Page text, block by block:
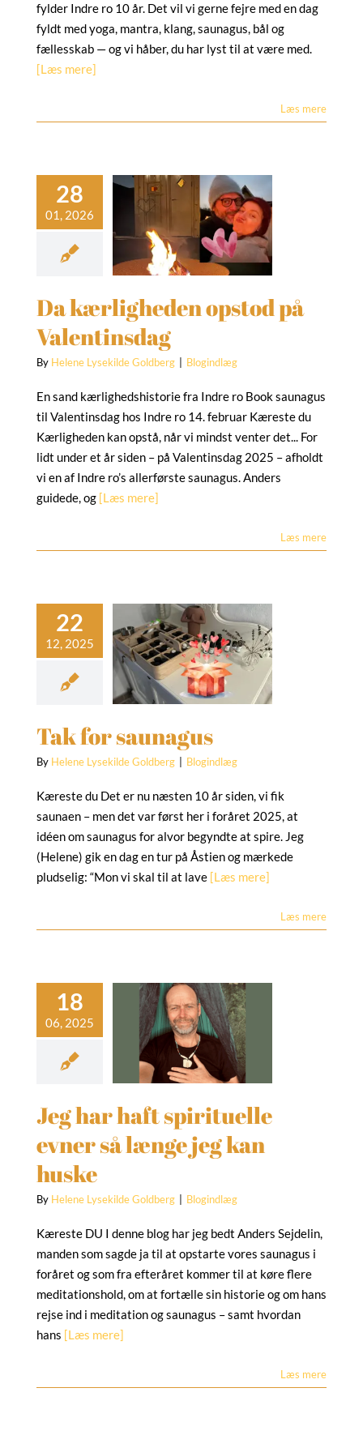
fylder Indre ro 10 år. Det vil vi gerne fejre med en dag
fyldt med yoga, mantra, klang, saunagus, bål og
fællesskab — og vi håber, du har lyst til at være med.
[Læs mere]
Læs mere
på
Da kærligheden opstod på
Valentinsdag
By Helene Lysekilde Goldberg Blogindlæg
En sand kærlighedshistorie fra Indre ro Book saunagus
til Valentinsdag hos Indre ro 14. februar Kæreste du
Kærligheden kan opstå, når vi mindst venter det... For
lidt under et år siden – på Valentinsdag 2025 – afholdt
vi en af Indre ro’s allerførste saunagus. Anders
guidede, og [Læs mere]
Læs mere
Tak for
Tak for saunagus
By Helene Lysekilde Goldberg Blogindlæg
Kæreste du Det er nu næsten 10 år siden, vi fik
saunaen – men det var først her i foråret 2025, at
idéen om saunagus for alvor begyndte at spire. Jeg
(Helene) gik en dag en tur på Åstien og mærkede
pludselig: “Mon vi skal til at lave [Læs mere]
Læs mere
har haft
evner
jeg kan
Jeg har haft spirituelle
evner så længe jeg kan
huske
By Helene Lysekilde Goldberg Blogindlæg
Kæreste DU I denne blog har jeg bedt Anders Sejdelin,
manden som sagde ja til at opstarte vores saunagus i
foråret og som fra efteråret kommer til at køre flere
meditationshold, om at fortælle sin historie og om hans
rejse ind i meditation og saunagus – samt hvordan
hans [Læs mere]
Læs mere